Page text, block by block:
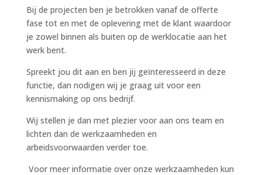
Bij de projecten ben je betrokken vanaf de offerte
fase tot en met de oplevering met de klant waardoor
je zowel binnen als buiten op de werklocatie aan het
werk bent.
Spreekt jou dit aan en ben jij geïnteresseerd in deze
functie, dan nodigen wij je graag uit voor een
kennismaking op ons bedrijf.
Wij stellen je dan met plezier voor aan ons team en
lichten dan de werkzaamheden en
arbeidsvoorwaarden verder toe.
Voor meer informatie over onze werkzaamheden kun